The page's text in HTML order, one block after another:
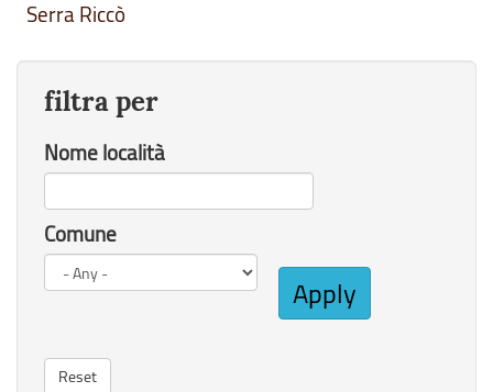
Serra Riccò
filtra per
Nome località
Comune
Apply
Reset